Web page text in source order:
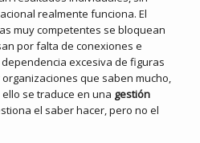
realmente funciona. El
muy competentes se bloquean
por falta de conexiones e
excesiva de figuras
que saben mucho,
se traduce en una gestión
el saber hacer, pero no el